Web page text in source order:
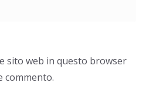
sito web in questo browser
commento.